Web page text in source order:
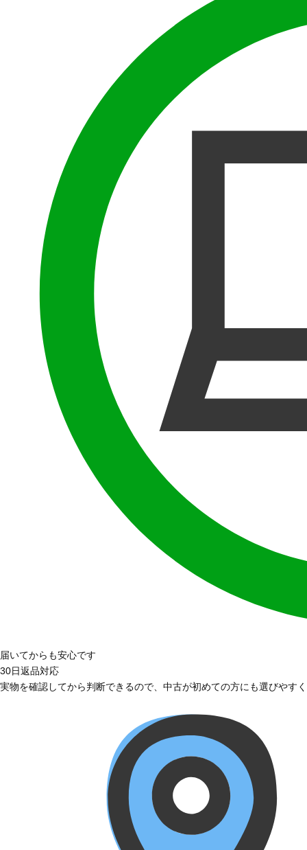
届いてからも安心です
30日返品対応
実物を確認してから判断できるので、中古が初めての方にも選びやす